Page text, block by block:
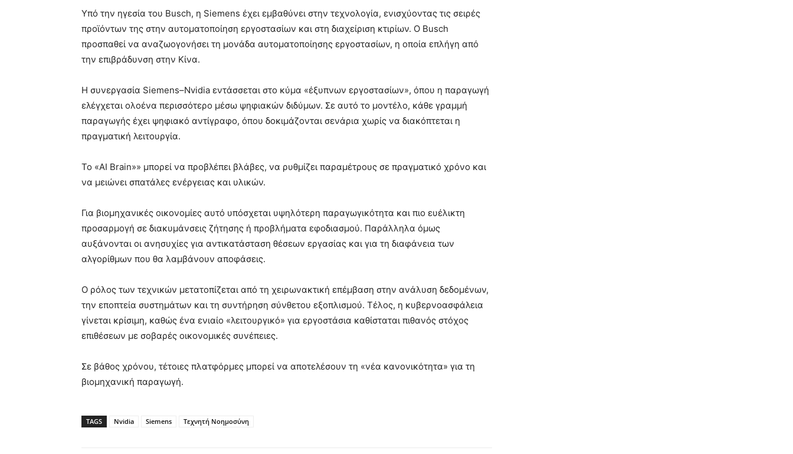
Υπό την ηγεσία του Busch, η Siemens έχει εμβαθύνει στην τεχνολογία, ενισχύοντας τις σειρές
προϊόντων της στην αυτοματοποίηση εργοστασίων και στη διαχείριση κτιρίων. Ο Busch
προσπαθεί να αναζωογονήσει τη μονάδα αυτοματοποίησης εργοστασίων, η οποία επλήγη από
την επιβράδυνση στην Κίνα.
Η συνεργασία Siemens–Nvidia εντάσσεται στο κύμα «έξυπνων εργοστασίων», όπου η παραγωγή
ελέγχεται ολοένα περισσότερο μέσω ψηφιακών διδύμων. Σε αυτό το μοντέλο, κάθε γραμμή
παραγωγής έχει ψηφιακό αντίγραφο, όπου δοκιμάζονται σενάρια χωρίς να διακόπτεται η
πραγματική λειτουργία.
Το «AI Brain»» μπορεί να προβλέπει βλάβες, να ρυθμίζει παραμέτρους σε πραγματικό χρόνο και
να μειώνει σπατάλες ενέργειας και υλικών.
Για βιομηχανικές οικονομίες αυτό υπόσχεται υψηλότερη παραγωγικότητα και πιο ευέλικτη
προσαρμογή σε διακυμάνσεις ζήτησης ή προβλήματα εφοδιασμού. Παράλληλα όμως
αυξάνονται οι ανησυχίες για αντικατάσταση θέσεων εργασίας και για τη διαφάνεια των
αλγορίθμων που θα λαμβάνουν αποφάσεις.
Ο ρόλος των τεχνικών μετατοπίζεται από τη χειρωνακτική επέμβαση στην ανάλυση δεδομένων,
την εποπτεία συστημάτων και τη συντήρηση σύνθετου εξοπλισμού. Τέλος, η κυβερνοασφάλεια
γίνεται κρίσιμη, καθώς ένα ενιαίο «λειτουργικό» για εργοστάσια καθίσταται πιθανός στόχος
επιθέσεων με σοβαρές οικονομικές συνέπειες.
Σε βάθος χρόνου, τέτοιες πλατφόρμες μπορεί να αποτελέσουν τη «νέα κανονικότητα» για τη
βιομηχανική παραγωγή.
TAGS Nvidia Siemens Τεχνητή Νοημοσύνη